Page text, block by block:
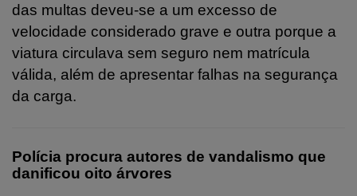
das multas deveu-se a um excesso de
velocidade considerado grave e outra porque a
viatura circulava sem seguro nem matrícula
válida, além de apresentar falhas na segurança
da carga.
Polícia procura autores de vandalismo que
danificou oito árvores